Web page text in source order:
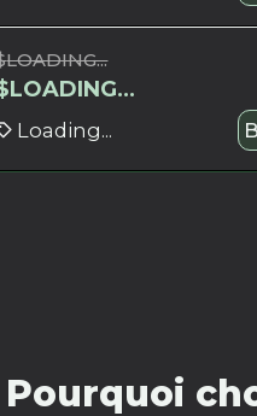
LOADING...
LOADING...
Loading...
Pourquoi